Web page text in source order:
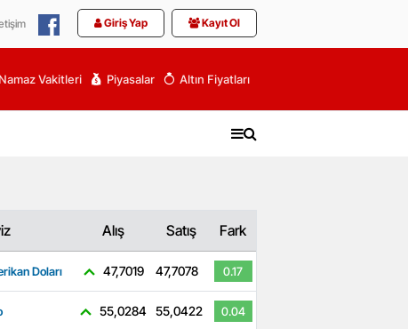
Giriş Yap Kayıt Ol
Namaz Vakitleri Piyasalar Altın Fiyatları
Alış Satış Fark
Doları 47,7019 47,7078 0.17
55,0284 55,0422 0.04